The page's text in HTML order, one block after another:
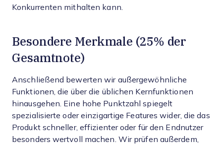
Konkurrenten mithalten kann.
Besondere Merkmale (25% der
Gesamtnote)
Anschließend bewerten wir außergewöhnliche
Funktionen, die über die üblichen Kernfunktionen
hinausgehen. Eine hohe Punktzahl spiegelt
spezialisierte oder einzigartige Features wider, die das
Produkt schneller, effizienter oder für den Endnutzer
besonders wertvoll machen. Wir prüfen außerdem,